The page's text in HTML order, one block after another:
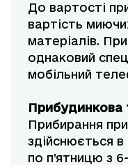
До вартості
вартість
матеріалів.
однаковий
мобільний
Прибудинкова
Прибирання
здійснюється в
по п’ятницю з